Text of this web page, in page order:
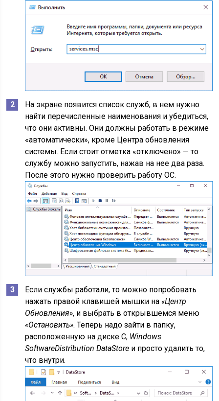
На экране появится список служб, в нем нужно
найти перечисленные наименования и убедиться,
что они активны. Они должны работать в режиме
«автоматически», кроме Центра обновления
системы. Если стоит отметка «отключено» — то
службу можно запустить, нажав на нее два раза.
После этого нужно проверить работу ОС.
Если службы работали, то можно попробовать
нажать правой клавишей мышки на«Центр
Обновления», и выбрать в открывшемся меню
«Остановить». Теперь надо зайти в папку,
расположенную на диске С, Windows
SoftwareDistribution DataStore и просто удалить то,
что внутри.